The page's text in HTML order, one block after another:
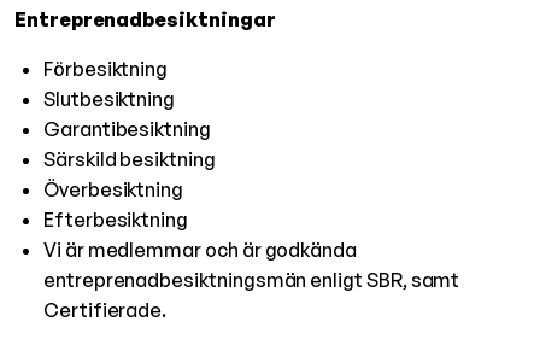
Entreprenadbesiktningar
Förbesiktning
Slutbesiktning
Garantibesiktning
Särskild besiktning
Överbesiktning
Efterbesiktning
Vi är medlemmar och är godkända
entreprenadbesiktningsmän enligt SBR, samt
Certifierade.